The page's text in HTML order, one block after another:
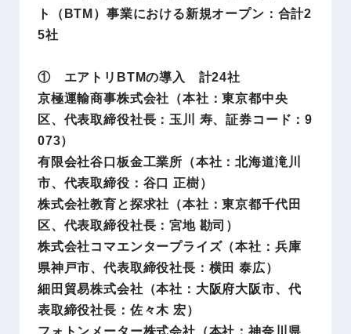
ト（BTM）事業における新規オープン：合計2
5社
① エアトリBTMの導入 計24社
京極運輸商事株式会社（本社：東京都中央
区、代表取締役社長：玉川 寿、証券コード：9
073）
有限会社谷口板金工業所（本社：北海道滝川
市、代表取締役：谷口 正樹）
株式会社教育と探求社（本社：東京都千代田
区、代表取締役社長：宮地 勘司）
株式会社コマエンタープライズ（本社：兵庫
県神戸市、代表取締役社長：横田 泰広）
細田貿易株式会社（本社：大阪府大阪市、代
表取締役社長：佐々木 宏）
フォトンメーター株式会社（本社：神奈川県